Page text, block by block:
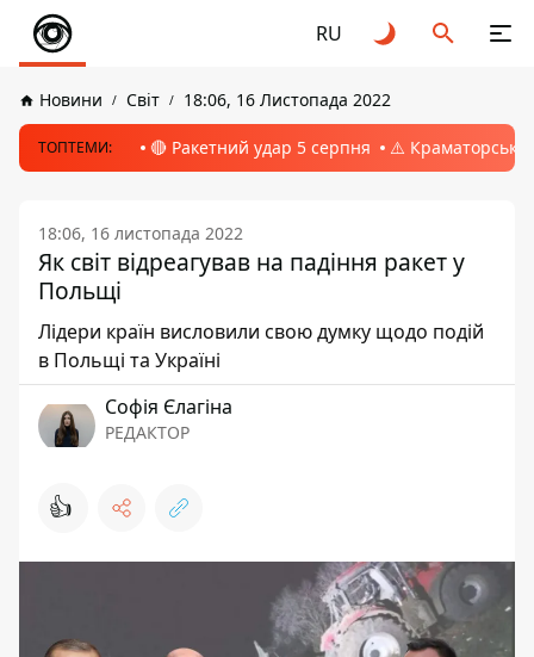
RU
Новини Світ 18:06, 16 Листопада 2022
ТОПТЕМИ: 🔴 Ракетний удар 5 серпня ⚠️ Краматорськ,
18:06, 16 листопада 2022
Як світ відреагував на падіння ракет у
Польщі
Лідери країн висловили свою думку щодо подій
в Польщі та Україні
Софія Єлагіна
РЕДАКТОР
👍